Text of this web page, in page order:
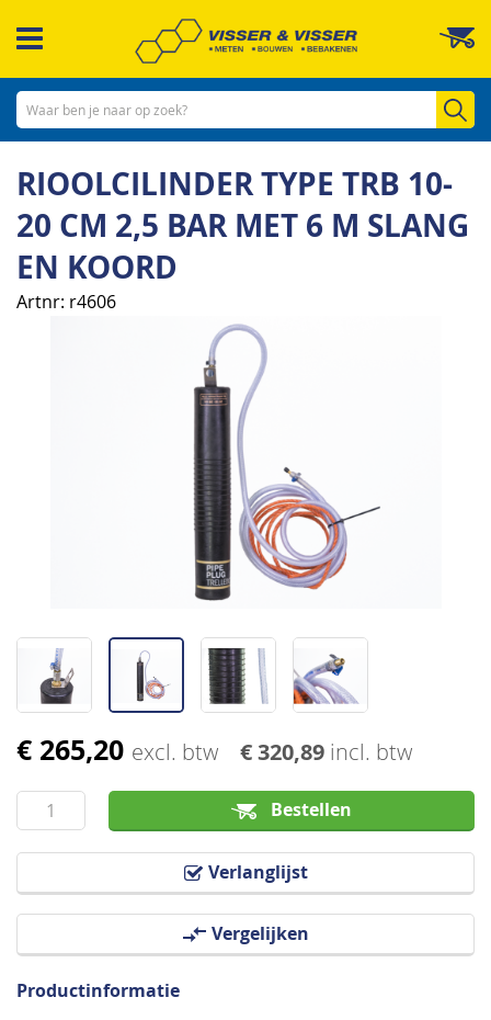
naar
inhoud
RIOOLCILINDER TYPE TRB 10-
20 CM 2,5 BAR MET 6 M SLANG
EN KOORD
Artnr r4606
€ 265,20 excl. btw € 320,89 incl. btw
Bestellen
Verlanglijst
Vergelijken
Ga
het
begin
van
Productinformatie